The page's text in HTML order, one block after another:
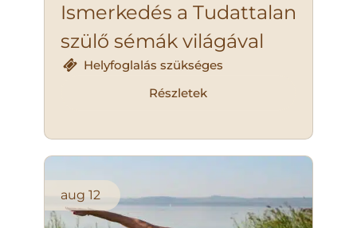
Ismerkedés a Tudattalan
szülő sémák világával
Helyfoglalás szükséges
Részletek
aug 12